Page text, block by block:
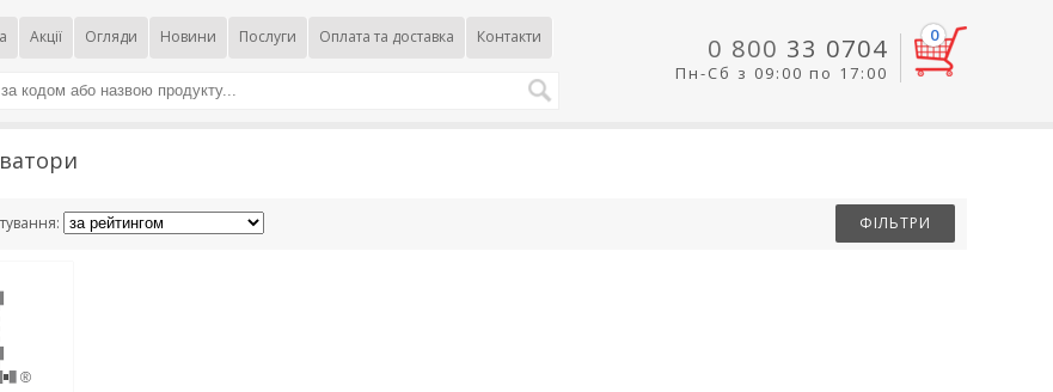
Акції Огляди Новини Послуги Оплата та доставка Контакти 0
0 800 33 0704
Пн-Сб з 09:00 по 17:00
ФІЛЬТРИ